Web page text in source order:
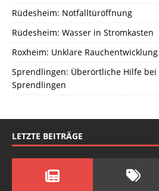
Rüdesheim: Notfalltüröffnung
Rüdesheim: Wasser in Stromkasten
Roxheim: Unklare Rauchentwicklung
Sprendlingen: Überörtliche Hilfe
Sprendlingen
LETZTE BEITRÄGE